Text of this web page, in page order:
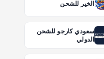
الخير للشحن
سعودي كارجو للشحن
الدولي